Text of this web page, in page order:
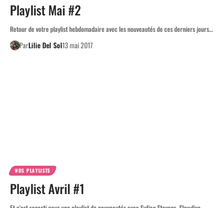
Playlist Mai #2
Retour de votre playlist hebdomadaire avec les nouveautés de ces derniers jours…
ParLilie Del Sol13 mai 2017
NOS PLAYLISTS
Playlist Avril #1